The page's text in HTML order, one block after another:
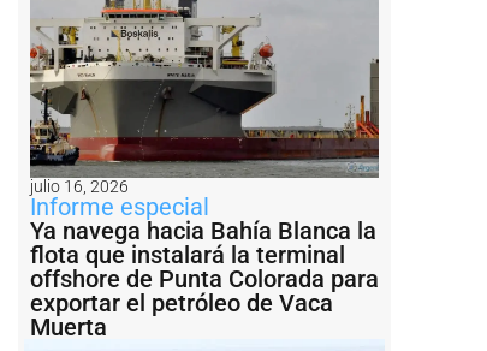
julio 16, 2026
Informe especial
Ya navega hacia Bahía Blanca la
flota que instalará la terminal
offshore de Punta Colorada para
exportar el petróleo de Vaca
Muerta